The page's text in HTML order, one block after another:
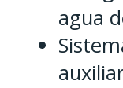
agua